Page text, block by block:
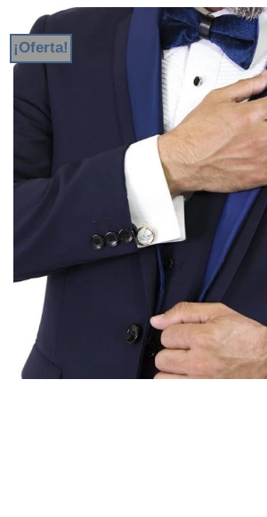
¡Oferta!